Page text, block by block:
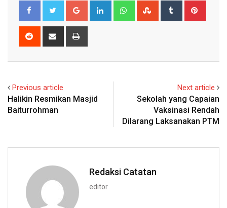
Google+ LinkedIn WhatsappStumbleUpon
Tumblr
Reddit
Share
Previous article
Halikin Resmikan Masjid
Baiturrohman
Next article
Sekolah yang Capaian
Vaksinasi Rendah
Dilarang Laksanakan PTM
Redaksi Catatan
editor